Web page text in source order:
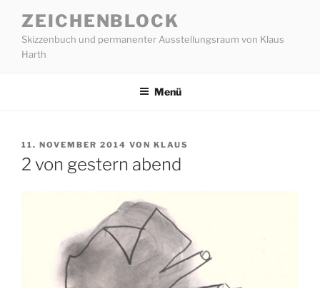
Inhalt
springen
ZEICHENBLOCK
Skizzenbuch und permanenter Ausstellungsraum von Klaus
Harth
Menü
VERÖFFENTLICHT
AM
11. NOVEMBER 2014 VON KLAUS
2 von gestern abend